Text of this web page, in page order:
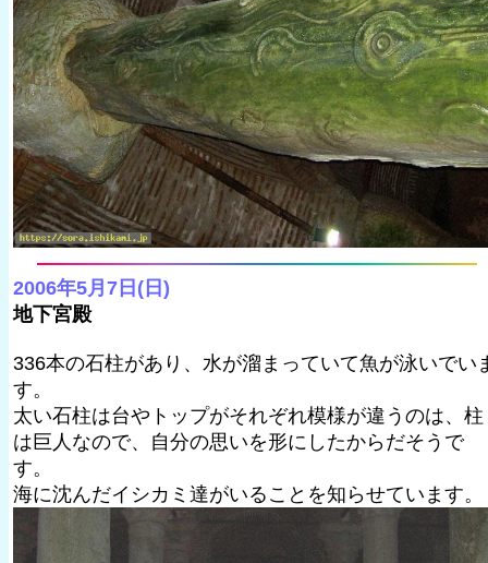
2006年5月7日(日)
地下宮殿
336本の石柱があり、水が溜まっていて魚が泳いでい
す。
太い石柱は台やトップがそれぞれ模様が違うのは、柱
は巨人なので、自分の思いを形にしたからだそうで
す。
海に沈んだイシカミ達がいることを知らせています。